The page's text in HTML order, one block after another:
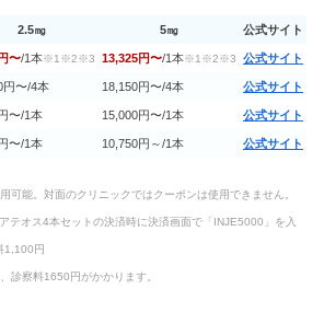
2.5㎎ 5㎎ 公式サイト
〜/1本※1※2※3 13,325円〜/1本※1※2※3 公式サイト
円〜/4本 18,150円〜/4本 公式サイト
〜/1本 15,000円〜/1本 公式サイト
〜/1本 10,750円～/1本 公式サイト
可能。対面のクリニックではクーポンは使用できません。
テオス4本セットの決済時に決済画面で「INJE5000」を入
1,100円
診察料1650円がかかります。